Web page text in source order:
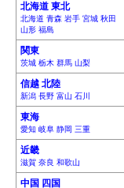
北海道 東北
北海道 青森 岩手 宮城 秋田
山形 福島
関東
茨城 栃木 群馬 山梨
信越 北陸
新潟 長野 富山 石川
東海
愛知 岐阜 静岡 三重
近畿
滋賀 奈良 和歌山
中国 四国